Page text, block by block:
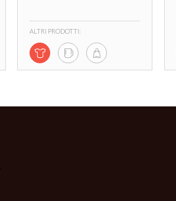
ALTRI PRODOTTI: